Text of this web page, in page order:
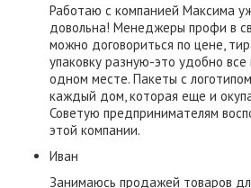
Работаю с компанией Максима
довольна! Менеджеры профи в
можно договориться по цене,
упаковку разную-это удобно
одном месте. Пакеты с
каждый дом, которая еще и
Советую предпринимателям
этой компании.
Иван
Занимаюсь продажей товаров